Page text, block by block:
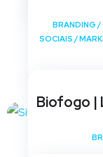
BRANDING /
SOCIAIS /
Biofogo |